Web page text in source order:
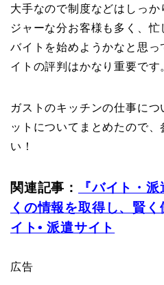
大手なので制度などはしっか
ジャーな分お客様も多く、忙
バイトを始めようかなと思
イトの評判はかなり重要です
ガストのキッチンの仕事につ
ットについてまとめたので、
い！
関連記事：
『バイト・
くの情報を取得し、賢
イト• 派遣サイト
広告